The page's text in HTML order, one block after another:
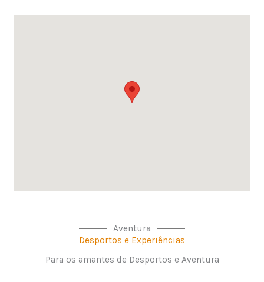
Aventura
Desportos e Experiências
Para os amantes de Desportos e Aventura